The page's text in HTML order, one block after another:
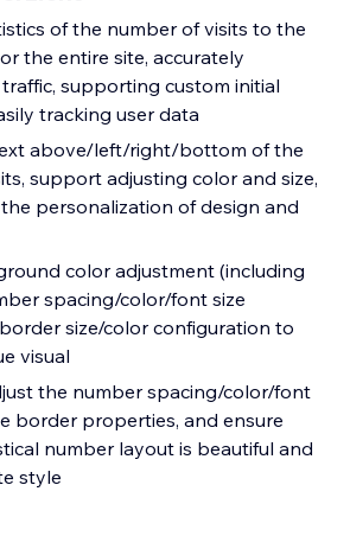
of the number of visits to the
the entire site, accurately
supporting custom initial
tracking user data
above/left/right/bottom of the
support adjusting color and size,
personalization of design and
color adjustment (including
spacing/color/font size
size/color configuration to
visual
the number spacing/color/font
border properties, and ensure
number layout is beautiful and
style